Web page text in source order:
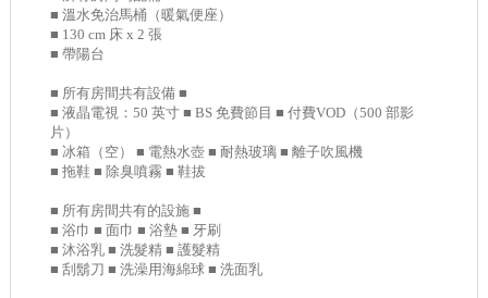
■ 溫水免治馬桶（暖氣便座）
■ 130 cm 床 x 2 張
■ 帶陽台
■ 所有房間共有設備 ■
■ 液晶電視：50 英寸 ■ BS 免費節目 ■ 付費VOD（500 部影
片）
■ 冰箱（空） ■ 電熱水壺 ■ 耐熱玻璃 ■ 離子吹風機
■ 拖鞋 ■ 除臭噴霧 ■ 鞋拔
■ 所有房間共有的設施 ■
■ 浴巾 ■ 面巾 ■ 浴墊 ■ 牙刷
■ 沐浴乳 ■ 洗髮精 ■ 護髮精
■ 刮鬍刀 ■ 洗澡用海綿球 ■ 洗面乳